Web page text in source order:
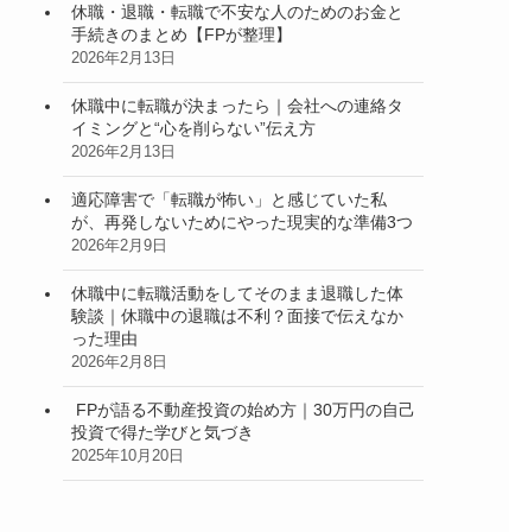
休職・退職・転職で不安な人のためのお金と
手続きのまとめ【FPが整理】
2026年2月13日
休職中に転職が決まったら｜会社への連絡タ
イミングと“心を削らない”伝え方
2026年2月13日
適応障害で「転職が怖い」と感じていた私
が、再発しないためにやった現実的な準備3つ
2026年2月9日
休職中に転職活動をしてそのまま退職した体
験談｜休職中の退職は不利？面接で伝えなか
った理由
2026年2月8日
FPが語る不動産投資の始め方｜30万円の自己
投資で得た学びと気づき
2025年10月20日